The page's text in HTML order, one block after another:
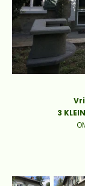
3